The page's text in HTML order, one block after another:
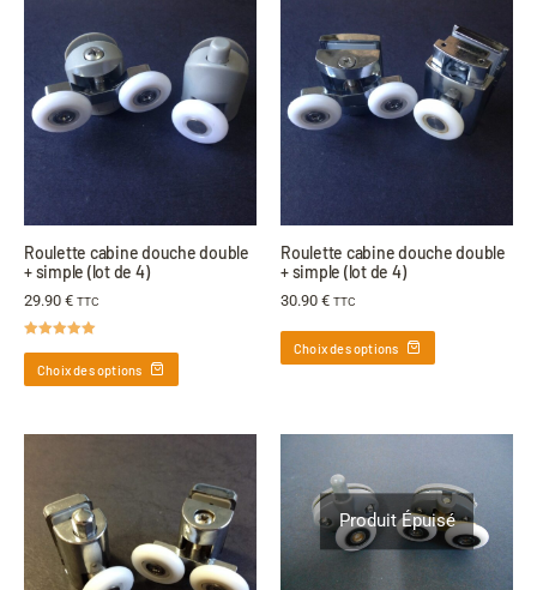
Roulette cabine douche double
+ simple (lot de 4)
29.90 € TTC
Choix des options
Roulette cabine douche double
+ simple (lot de 4)
30.90 € TTC
Choix des options
Produit Épuisé